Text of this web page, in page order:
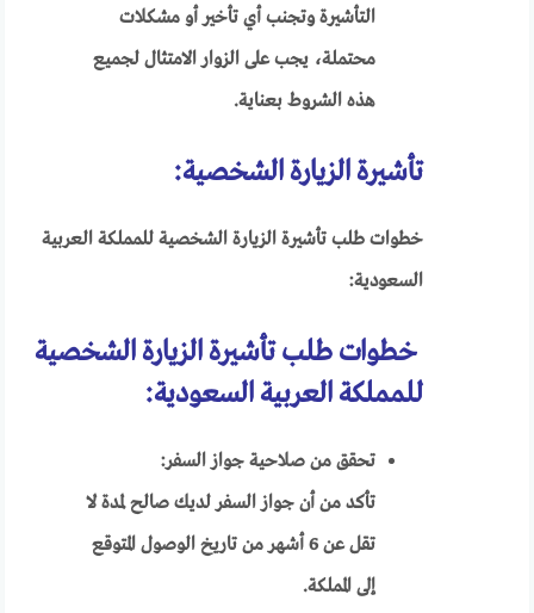
التأشيرة وتجنب أي تأخير أو مشكلات
محتملة، يجب على الزوار الامتثال لجميع
هذه الشروط بعناية.
تأشيرة الزيارة الشخصية:
خطوات طلب تأشيرة الزيارة الشخصية للمملكة العربية
السعودية:
خطوات طلب تأشيرة الزيارة الشخصية
للمملكة العربية السعودية:
تحقق من صلاحية جواز السفر:
تأكد من أن جواز السفر لديك صالح لمدة لا
تقل عن 6 أشهر من تاريخ الوصول المتوقع
إلى المملكة.